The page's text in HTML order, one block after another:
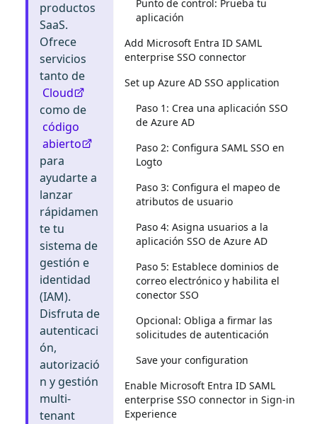
productos
SaaS.
Ofrece
servicios
tanto de
Cloud
como de
código
abierto
para
ayudarte a
lanzar
rápidamen
te tu
sistema de
gestión e
identidad
(IAM).
Disfruta de
autenticaci
ón,
autorizació
n y gestión
multi-
tenant
Punto de control: Prueba tu
aplicación
Add Microsoft Entra ID SAML
enterprise SSO connector
Set up Azure AD SSO application
Paso 1: Crea una aplicación SSO
de Azure AD
Paso 2: Configura SAML SSO en
Logto
Paso 3: Configura el mapeo de
atributos de usuario
Paso 4: Asigna usuarios a la
aplicación SSO de Azure AD
Paso 5: Establece dominios de
correo electrónico y habilita el
conector SSO
Opcional: Obliga a firmar las
solicitudes de autenticación
Save your configuration
Enable Microsoft Entra ID SAML
enterprise SSO connector in Sign-in
Experience